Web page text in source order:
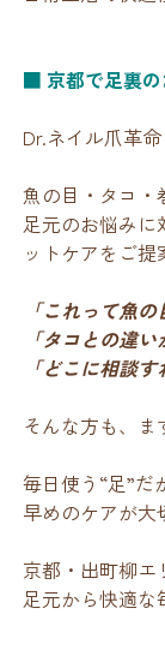
■ 京都で足裏の
Dr.ネイル爪革命
魚の目・タコ・
足元のお悩みに
ットケアをご提
「これって魚の
「タコとの違
「どこに相談
そんな方も、ま
毎日使う“足”だ
早めのケアが大
京都・出町柳エ
足元から快適な